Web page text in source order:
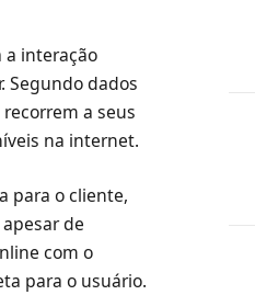
a interação
Segundo dados
a seus
na internet.
para o cliente,
de
com o
para o usuário.